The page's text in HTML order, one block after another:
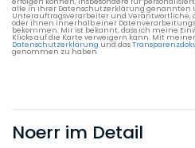
alle in ihrer Datenschutzerklärung genannten
Unterauftragsverarbeiter und Verantwortliche,
oder ihnen innerhalb einer
bekommen. Mir ist bekannt, dass ich meine
Klicks auf die Karte verweigern kann. Mit
Datenschutzerklärung und das
genommen zu haben.
Noerr im Detail